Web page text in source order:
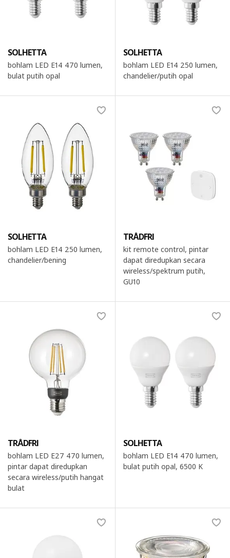
SOLHETTA
bohlam LED E14 470 lumen,
bulat putih opal
SOLHETTA
bohlam LED E14 250 lumen,
chandelier/putih opal
SOLHETTA
bohlam LED E14 250 lumen,
chandelier/bening
TRÅDFRI
kit remote control, pintar
dapat diredupkan secara
wireless/spektrum putih,
GU10
TRÅDFRI
bohlam LED E27 470 lumen,
pintar dapat diredupkan
secara wireless/putih hangat
bulat
SOLHETTA
bohlam LED E14 470 lumen,
bulat putih opal, 6500 K